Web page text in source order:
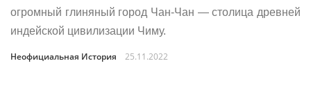
огромный глиняный город Чан-Чан — столица древней
индейской цивилизации Чиму.
Неофициальная История 25.11.2022